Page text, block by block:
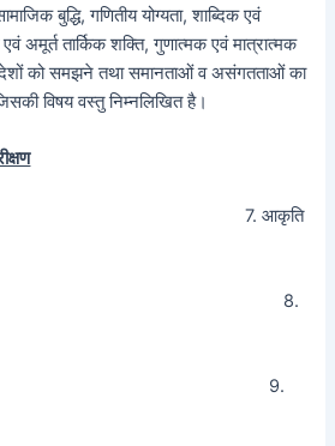
बुद्धि, गणितीय योग्यता, शाब्दिक एवं
अमूर्त तार्किक शक्ति, गुणात्मक एवं मात्रात्मक
को समझने तथा समानताओं व असंगतताओं का
विषय वस्तु निम्नलिखित है।
प्रतिविम्ब 7. आकृति
8.
9.